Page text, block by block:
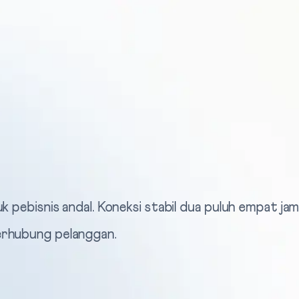
andal. Koneksi stabil dua puluh empat jam
pelanggan.